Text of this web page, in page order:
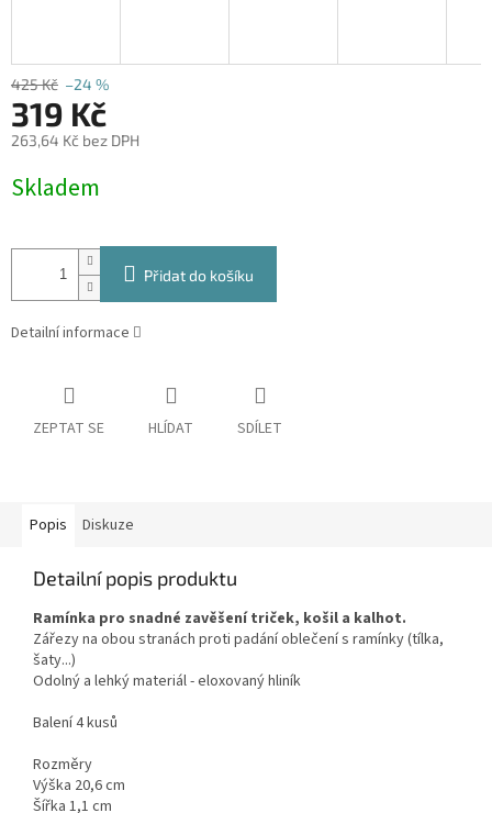
425 Kč –24 %
319 Kč
263,64 Kč bez DPH
cena:
Skladem
Přidat do košíku
Detailní informace
ZEPTAT SE HLÍDAT SDÍLET
Popis Diskuze
Detailní popis produktu
Ramínka pro snadné zavěšení triček, košil a kalhot.
Zářezy na obou stranách proti padání oblečení s ramínky (tílka,
šaty...)
Odolný a lehký materiál - eloxovaný hliník
Balení 4 kusů
Rozměry
Výška 20,6 cm
Šířka 1,1 cm